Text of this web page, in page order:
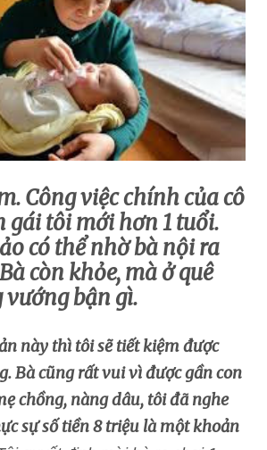
Công việc chính của cô
gái tôi mới hơn 1 tuổi.
có thể nhờ bà nội ra
còn khỏe, mà ở quê
bận gì.
này thì tôi sẽ tiết kiệm được
Bà cũng rất vui vì được gần con
chồng, nàng dâu, tôi đã nghe
sự số tiền 8 triệu là một khoản